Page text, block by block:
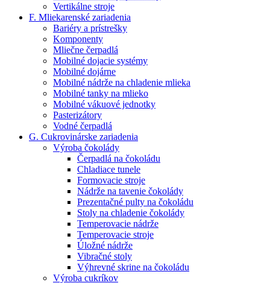
Vertikálne stroje
F. Mliekarenské zariadenia
Bariéry a prístrešky
Komponenty
Mliečne čerpadlá
Mobilné dojacie systémy
Mobilné dojárne
Mobilné nádrže na chladenie mlieka
Mobilné tanky na mlieko
Mobilné vákuové jednotky
Pasterizátory
Vodné čerpadlá
G. Cukrovinárske zariadenia
Výroba čokolády
Čerpadlá na čokoládu
Chladiace tunele
Formovacie stroje
Nádrže na tavenie čokolády
Prezentačné pulty na čokoládu
Stoly na chladenie čokolády
Temperovacie nádrže
Temperovacie stroje
Úložné nádrže
Vibračné stoly
Výhrevné skrine na čokoládu
Výroba cukríkov